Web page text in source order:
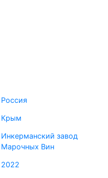
Россия
Крым
Инкерманский завод
Марочных Вин
2022